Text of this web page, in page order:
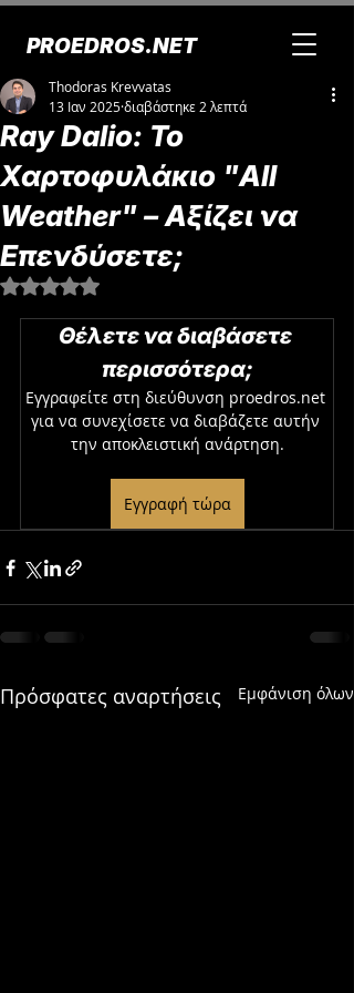
PROEDROS.NET
Ray Dalio: Το
Χαρτοφυλάκιο "All
Weather" – Αξίζει να
Επενδύσετε;
Thodoras Krevvatas
13 Ιαν 2025διαβάστηκε 2 λεπτά
Βαθμολογήθηκε με NaN από 5 αστέρια.
Θέλετε να διαβάσετε
περισσότερα;
Εγγραφείτε στη διεύθυνση proedros.net
για να συνεχίσετε να διαβάζετε αυτήν
την αποκλειστική ανάρτηση.
Εγγραφή τώρα
Πρόσφατες αναρτήσεις Εμφάνιση όλων